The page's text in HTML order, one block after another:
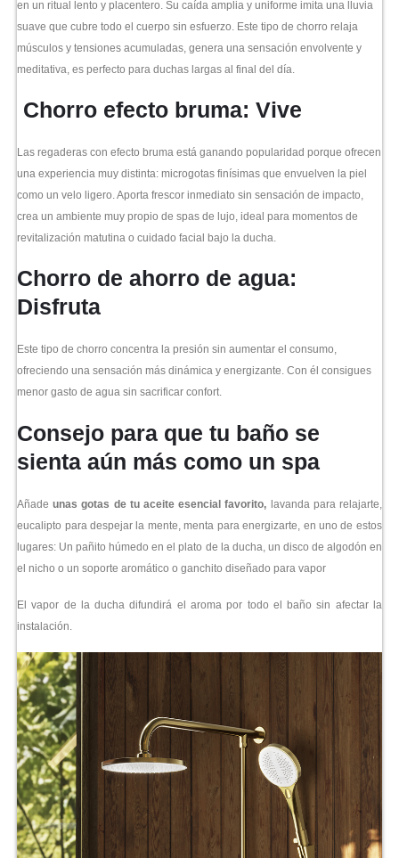
en un ritual lento y placentero. Su caída amplia y uniforme imita una lluvia
suave que cubre todo el cuerpo sin esfuerzo. Este tipo de chorro relaja
músculos y tensiones acumuladas, genera una sensación envolvente y
meditativa, es perfecto para duchas largas al final del día.
Chorro efecto bruma: Vive
Las regaderas con efecto bruma está ganando popularidad porque ofrecen
una experiencia muy distinta: microgotas finísimas que envuelven la piel
como un velo ligero. Aporta frescor inmediato sin sensación de impacto,
crea un ambiente muy propio de spas de lujo, ideal para momentos de
revitalización matutina o cuidado facial bajo la ducha.
Chorro de ahorro de agua:
Disfruta
Este tipo de chorro concentra la presión sin aumentar el consumo,
ofreciendo una sensación más dinámica y energizante. Con él consigues
menor gasto de agua sin sacrificar confort.
Consejo para que tu baño se
sienta aún más como un spa
Añadeunas gotas de tu aceite esencial favorito, lavanda para relajarte,
eucalipto para despejar la mente, menta para energizarte, en uno de estos
lugares: Un pañito húmedo en el plato de la ducha, un disco de algodón en
el nicho o un soporte aromático o ganchito diseñado para vapor
El vapor de la ducha difundirá el aroma por todo el baño sin afectar la
instalación.